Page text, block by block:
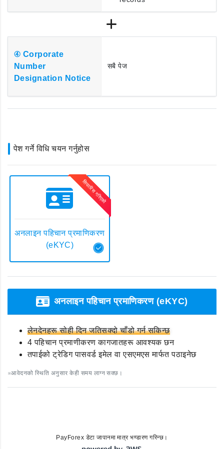
④ Corporate
Number
Designation Notice
सबै पेज
पेश गर्ने विधि चयन गर्नुहोस
अनलाइन पहिचान प्रमाणिकरण
(eKYC)
अनलाइन पहिचान प्रमाणिकरण (eKYC)
लेनदेनहरू सोही दिन जतिसक्दो चाँडो गर्न सकिन्छ
4 पहिचान प्रमाणीकरण कागजातहरू आवश्यक छन
तपाईको ट्रेडिग पासवर्ड इमेल वा एसएमएस मार्फत पठाइनेछ
※आवेदनको स्थिति अनुसार केही समय लाग्न सक्छ।
PayForex डेटा जापानमा मात्र भण्डारण गरिन्छ।